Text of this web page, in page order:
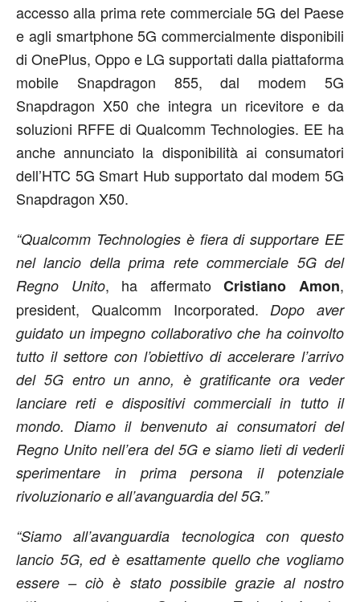
accesso alla prima rete commerciale 5G del Paese
e agli smartphone 5G commercialmente disponibili
di OnePlus, Oppo e LG supportati dalla piattaforma
mobile Snapdragon 855, dal modem 5G
Snapdragon X50 che integra un ricevitore e da
soluzioni RFFE di Qualcomm Technologies. EE ha
anche annunciato la disponibilità ai consumatori
dell’HTC 5G Smart Hub supportato dal modem 5G
Snapdragon X50.
“Qualcomm Technologies è fiera di supportare EE
nel lancio della prima rete commerciale 5G del
Regno Unito, ha affermatoCristiano Amon,
president, Qualcomm Incorporated. Dopo aver
guidato un impegno collaborativo che ha coinvolto
tutto il settore con l’obiettivo di accelerare l’arrivo
del 5G entro un anno, è gratificante ora veder
lanciare reti e dispositivi commerciali in tutto il
mondo. Diamo il benvenuto ai consumatori del
Regno Unito nell’era del 5G e siamo lieti di vederli
sperimentare in prima persona il potenziale
rivoluzionario e all’avanguardia del 5G.”
“Siamo all’avanguardia tecnologica con questo
lancio 5G, ed è esattamente quello che vogliamo
essere – ciò è stato possibile grazie al nostro